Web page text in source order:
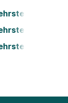
Linz
Steyr